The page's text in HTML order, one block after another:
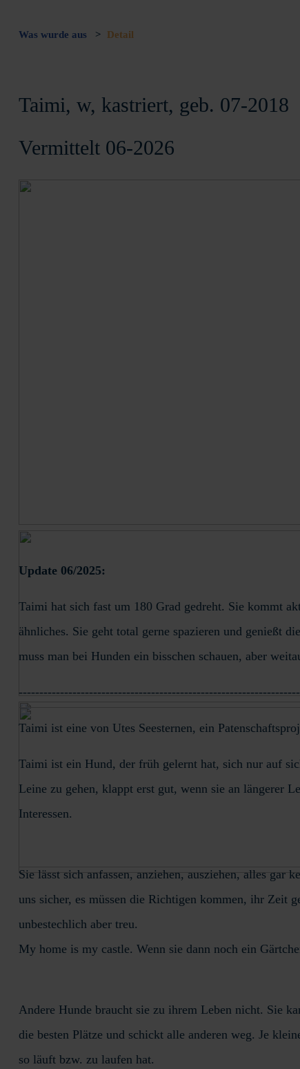
Was wurde aus > Detail
Taimi, w, kastriert, geb. 07-2018
Vermittelt 06-2026
Update 06/2025:
Taimi hat sich fast um 180 Grad gedreht. Sie kommt
ähnliches. Sie geht total gerne spazieren und genießt
muss man bei Hunden ein bisschen schauen, aber
Taimi ist eine von Utes Seesternen, ein
Taimi ist ein Hund, der früh gelernt hat, sich nur auf
Leine zu gehen, klappt erst gut, wenn sie an längerer
Interessen.
Sie lässt sich anfassen, anziehen, ausziehen, alles gar
uns sicher, es müssen die Richtigen kommen, ihr Zeit
unbestechlich aber treu.
My home is my castle. Wenn sie dann noch ein
Andere Hunde braucht sie zu ihrem Leben nicht. Sie
die besten Plätze und schickt alle anderen weg. Je
so läuft bzw. zu laufen hat.